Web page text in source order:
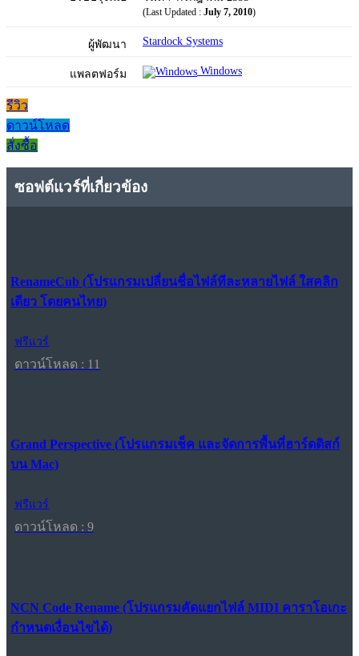
(Last Updated : July 7, 2010)
ผู้พัฒนา Stardock Systems
แพลตฟอร์ม Windows
รีวิว
ดาวน์โหลด
สั่งซื้อ
ซอฟต์แวร์ที่เกี่ยวข้อง
RenameCub (โปรแกรมเปลี่ยนชื่อไฟล์ทีละหลายไฟล์ ใสคลิก
เดียว โดยคนไทย)
ฟรีแวร์
ดาวน์โหลด : 11
Grand Perspective (โปรแกรมเช็ค และจัดการพื้นที่ฮาร์ดดิสก์
บน Mac)
ฟรีแวร์
ดาวน์โหลด : 9
NCN Code Rename (โปรแกรมคัดแยกไฟล์ MIDI คาราโอเกะ
กำหนดเงื่อนไขได้)